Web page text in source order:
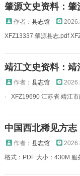
作者： 县志馆
XFZ13337.肇源县志.pdf
作者： 县志馆
· XFZ19690 江苏省 靖江
作者： 县志馆
格式：PDF 大小：430M